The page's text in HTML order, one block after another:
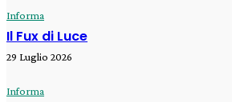
Informa
Il Fux di Luce
29 Luglio 2026
Informa